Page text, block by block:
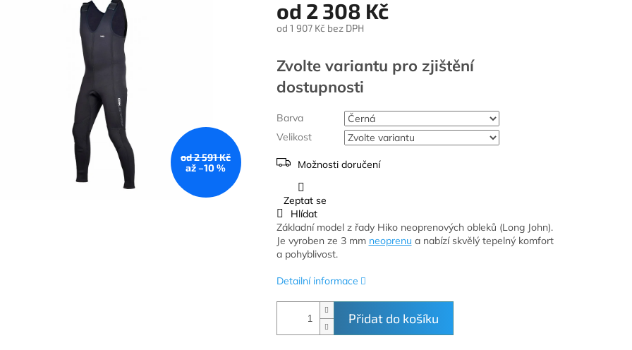
od 2 591 Kč
až –10 %
od 2 308 Kč
od 1 907 Kčbez DPH
cena:
Zvolte variantu
Barva
Velikost
Možnosti doručení
Přidat do košíku
Základní model z řady Hiko neoprenových obleků (Long John).
Je vyroben ze 3 mm neoprenu a nabízí skvělý tepelný komfort
a pohyblivost.
Detailní informace
Zeptat se
Hlídat